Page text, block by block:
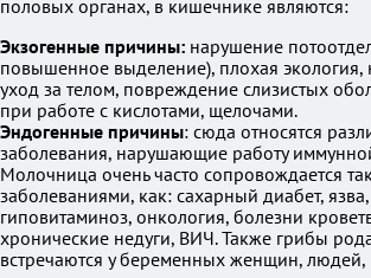
половых органах, в кишечнике являются:
Экзогенные причины: нарушение
повышенное выделение), плохая
уход за телом, повреждение слизистых
при работе с кислотами, щелочами.
Эндогенные причины: сюда относятся
заболевания, нарушающие работу
Молочница очень часто сопровождается
заболеваниями, как: сахарный диабет,
гиповитаминоз, онкология, болезни
хронические недуги, ВИЧ. Также грибы
встречаются у беременных женщин,